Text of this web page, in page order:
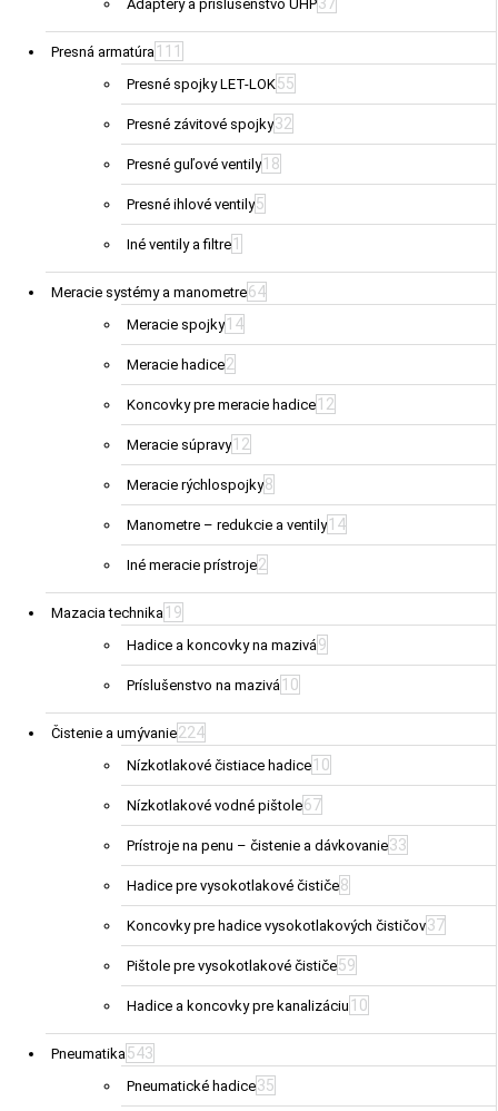
Adaptéry a príslušenstvo UHP37
Presná armatúra 111
Presné spojky LET-LOK55
Presné závitové spojky32
Presné guľové ventily 18
Presné ihlové ventily5
Iné ventily a filtre 1
Meracie systémy a manometre64
Meracie spojky 14
Meracie hadice2
Koncovky pre meracie hadice 12
Meracie súpravy 12
Meracie rýchlospojky8
Manometre – redukcie a ventily 14
Iné meracie prístroje2
Mazacia technika 19
Hadice a koncovky na mazivá9
Príslušenstvo na mazivá 10
Čistenie a umývanie224
Nízkotlakové čistiace hadice 10
Nízkotlakové vodné pištole67
Prístroje na penu – čistenie a dávkovanie33
Hadice pre vysokotlakové čističe8
Koncovky pre hadice vysokotlakových čističov37
Pištole pre vysokotlakové čističe59
Hadice a koncovky pre kanalizáciu 10
Pneumatika543
Pneumatické hadice35